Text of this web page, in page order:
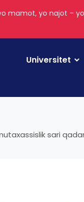
mamot, yo najot –
Universitet
sari